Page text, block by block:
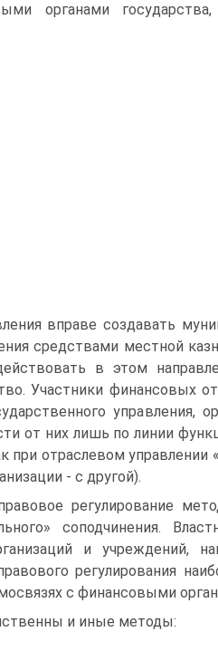
органами
вправе создавать
средствами местной
в этом
Участники финансовых
управления,
от них лишь по линии
при отраслевом управлении
- с другой).
регулирование
соподчинения.
и учреждений,
регулирования
с финансовыми
и иные методы: